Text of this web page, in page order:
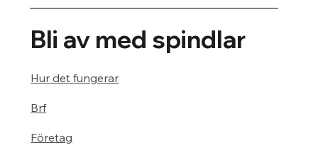
Bli av med spindlar
Hur det fungerar
Brf
Företag